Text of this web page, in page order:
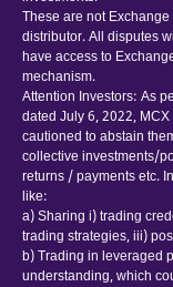
These are not
distributor. All disputes
have access to
mechanism.
Attention Investors: As
dated July 6, 2022,
cautioned to abstain
collective investments/
returns / payments etc.
like:
a) Sharing i) trading
trading strategies, iii)
b) Trading in leveraged
understanding, which